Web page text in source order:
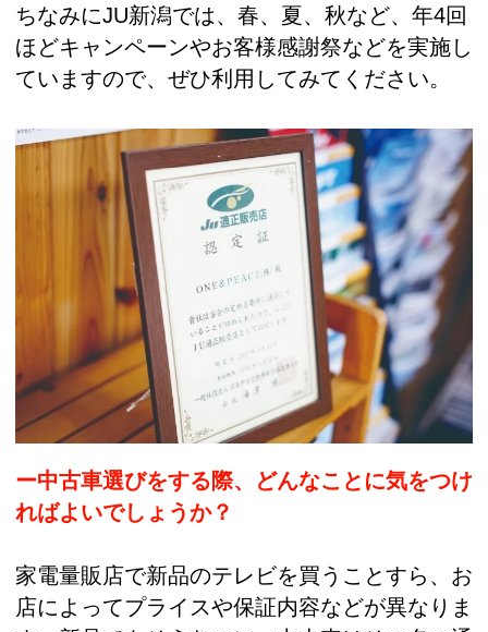
ちなみにJU新潟では、春、夏、秋など、年4回
ほどキャンペーンやお客様感謝祭などを実施し
ていますので、ぜひ利用してみてください。
ー中古車選びをする際、どんなことに気をつけ
ればよいでしょうか？
家電量販店で新品のテレビを買うことすら、お
店によってプライスや保証内容などが異なりま